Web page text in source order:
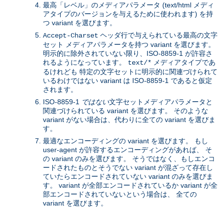
最高「レベル」のメディアパラメータ (text/html メディ
アタイプのバージョンを与えるために使われます) を持
つ variant を選びます。
Accept-Charset ヘッダ行で与えられている最高の文字
セット メディアパラメータを持つ variant を選びます。
明示的に除外されていない限り、ISO-8859-1 が許容さ
れるようになっています。 text/* メディアタイプであ
るけれども 特定の文字セットに明示的に関連づけられて
いるわけではない variant は ISO-8859-1 であると仮定
されます。
ISO-8859-1 ではない文字セットメディアパラメータと
関連づけられている variant を選びます。 そのような
variant がない場合は、代わりに全ての variant を選びま
す。
最適なエンコーディングの variant を選びます。 もし
user-agent が許容するエンコーディングがあれば、 そ
の variant のみを選びます。 そうではなく、もしエンコ
ードされたものとそうでない variant が混ざって存在し
ていたらエンコードされていない variant のみを選びま
す。 variant が全部エンコードされているか variant が全
部エンコードされていないという場合は、 全ての
variant を選びます。